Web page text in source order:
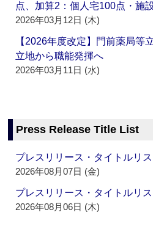
点、加算2：個人宅100点・施
2026年03月12日 (木)
【2026年度改定】門前薬局等
立地から職能発揮へ
2026年03月11日 (水)
Press Release Title List
プレスリリース・タイトルリ
2026年08月07日 (金)
プレスリリース・タイトルリ
2026年08月06日 (木)